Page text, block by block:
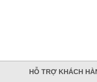
HỖ TRỢ KHÁCH